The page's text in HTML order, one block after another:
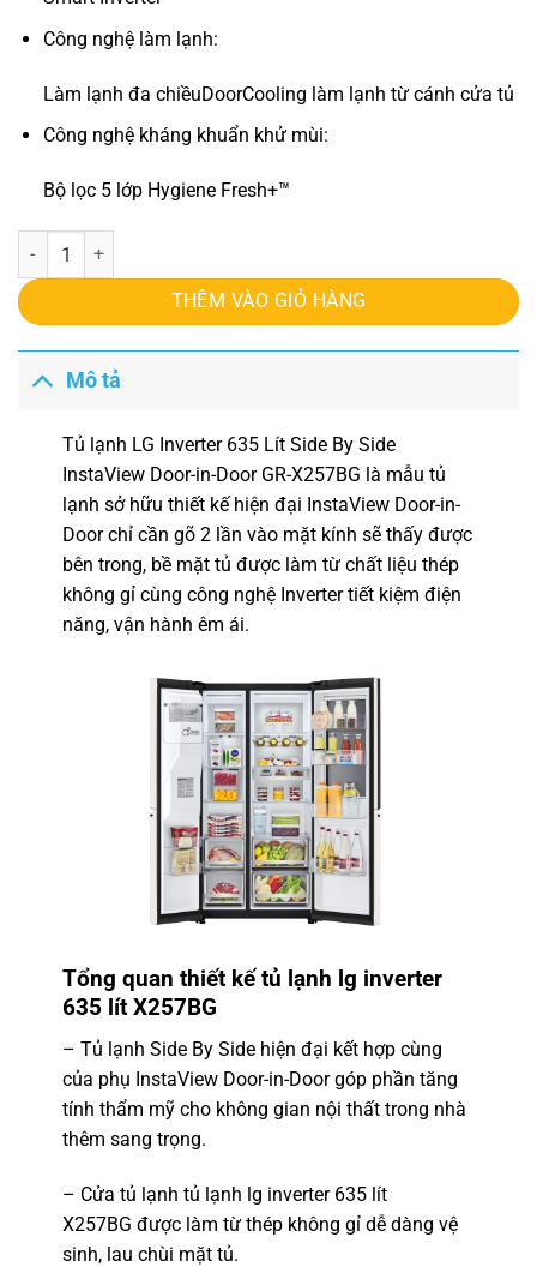
Công nghệ làm lạnh:
Làm lạnh đa chiềuDoorCooling làm lạnh từ cánh cửa tủ
Công nghệ kháng khuẩn khử mùi:
Bộ lọc 5 lớp Hygiene Fresh+™
Tủ lạnh lg inverter 635 lít X257BG số lượng
THÊM VÀO GIỎ HÀNG
Mô tả
Tủ lạnh LG Inverter 635 Lít Side By Side
InstaView Door-in-Door GR-X257BG là mẫu tủ
lạnh sở hữu thiết kế hiện đại InstaView Door-in-
Door chỉ cần gõ 2 lần vào mặt kính sẽ thấy được
bên trong, bề mặt tủ được làm từ chất liệu thép
không gỉ cùng công nghệ Inverter tiết kiệm điện
năng, vận hành êm ái.
Tổng quan thiết kế tủ lạnh lg inverter
635 lít X257BG
– Tủ lạnh Side By Side hiện đại kết hợp cùng
của phụ InstaView Door-in-Door góp phần tăng
tính thẩm mỹ cho không gian nội thất trong nhà
thêm sang trọng.
– Cửa tủ lạnh tủ lạnh lg inverter 635 lít
X257BG được làm từ thép không gỉ dễ dàng vệ
sinh, lau chùi mặt tủ.